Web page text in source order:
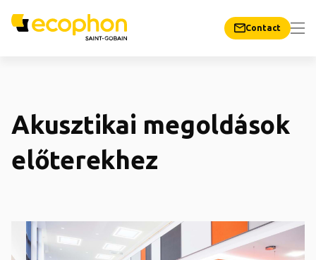
Contact
Akusztikai megoldások
előterekhez